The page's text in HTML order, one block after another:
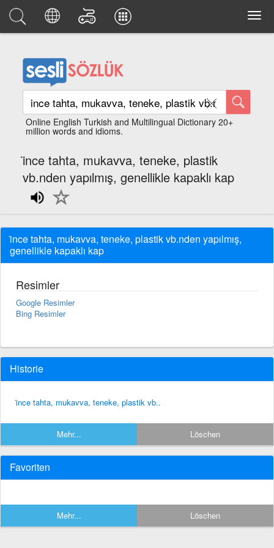
Online English Turkish and Multilingual Dictionary 20+
million words and idioms.
i̇nce tahta, mukavva, teneke, plastik
vb.nden yapılmış, genellikle kapaklı kap
i̇nce tahta, mukavva, teneke, plastik vb.nden yapılmış,
genellikle kapaklı kap
Resimler
Google Resimler
Bing Resimler
Historie
i̇nce tahta, mukavva, teneke, plastik vb..
Mehr... Löschen
Favoriten
Mehr... Löschen